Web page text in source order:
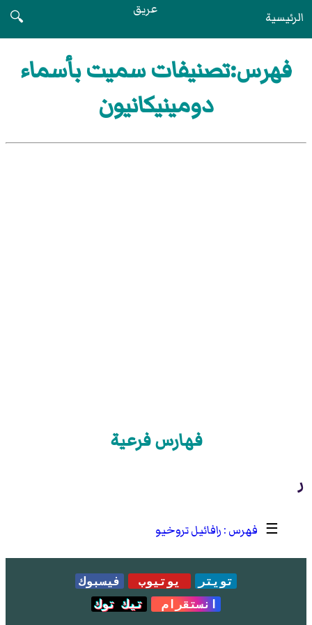
الرئيسية عريق
🔍
فهرس:تصنيفات سميت بأسماء
دومينيكانيون
فهارس فرعية
ر
☰ رافائيل تروخيو
تويتر يوتيوب
فيسبوك
انستقرام
تيك توك